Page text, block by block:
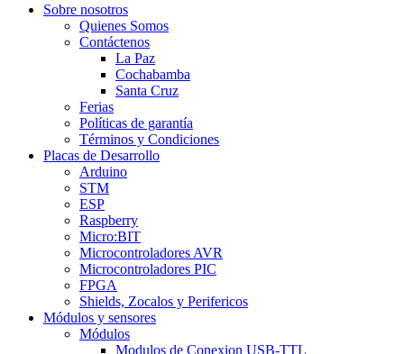
Sobre nosotros
Quienes Somos
Contáctenos
La Paz
Cochabamba
Santa Cruz
Ferias
Políticas de garantía
Términos y Condiciones
Placas de Desarrollo
Arduino
STM
ESP
Raspberry
Micro:BIT
Microcontroladores AVR
Microcontroladores PIC
FPGA
Shields, Zocalos y Perifericos
Módulos y sensores
Módulos
Modulos de Conexion USB-TTL